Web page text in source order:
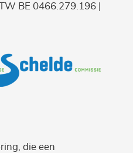
BE 0466.279.196 |
die een